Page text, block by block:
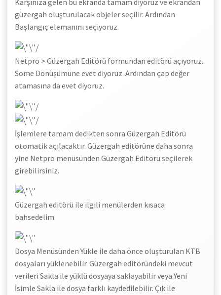
Karşınıza gelen bu ekranda tamam diyoruz ve ekrandan
güzergah oluşturulacak objeler seçilir. Ardından
Başlangıç elemanını seçiyoruz.
Netpro > Güzergah Editörü formundan editörü açıyoruz.
Some Dönüşümüne evet diyoruz. Ardından çap değer
atamasına da evet diyoruz.
İşlemlere tamam dedikten sonra Güzergah Editörü
otomatik açılacaktır. Güzergah editörüne daha sonra
yine Netpro menüsünden Güzergah Editörü seçilerek
girebilirsiniz.
Güzergah editörü ile ilgili menülerden kısaca
bahsedelim.
Dosya Menüsünden Yükle ile daha önce oluşturulan KTB
dosyaları yüklenebilir. Güzergah editöründeki mevcut
verileri Sakla ile yüklü dosyaya saklayabilir veya Yeni
İsimle Sakla ile dosya farklı kaydedilebilir. Çık ile